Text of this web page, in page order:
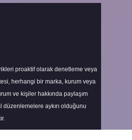
proaktif olarak denetleme veya
herhangi bir marka, kurum veya
ve kişiler hakkında paylaşım
aykırı olduğunu